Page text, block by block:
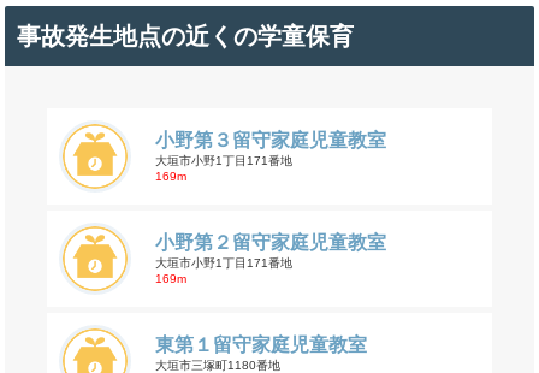
事故発生地点の近くの学童保育
小野第３留守家庭児童教室
大垣市小野1丁目171番地
169m
小野第２留守家庭児童教室
大垣市小野1丁目171番地
169m
東第１留守家庭児童教室
大垣市三塚町1180番地